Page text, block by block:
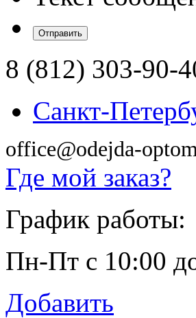
8 (812) 303-90-
Санкт-
office@odejda-
Где мой заказ?
График работы:
Пн-Пт с 10:00
Добавить